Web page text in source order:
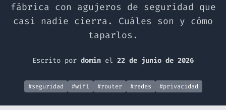
fábrica con agujeros de seguridad que
casi nadie cierra. Cuáles son y cómo
taparlos.
Escrito por domin el 22 de junio de 2026
#seguridad #wifi #router #redes #privacidad